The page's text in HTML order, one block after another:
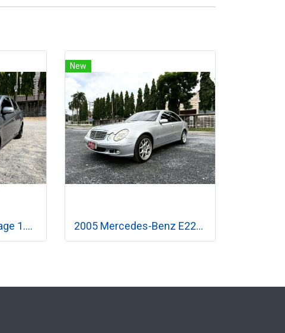
2020 Mitsubishi Mirage 1.2 GLX เกียร์ออโต้
New
2005 Mercedes-Benz E220 2.1 W211 Classic CDI เกียร์อัตโนมัติ 5G-Tronic 5 สปีด